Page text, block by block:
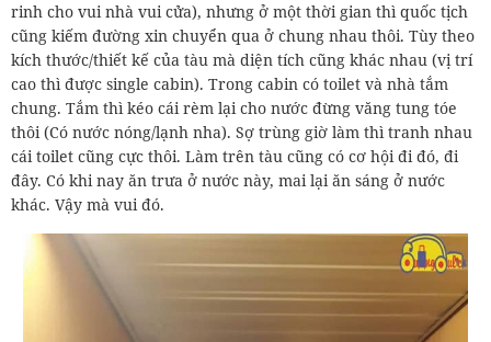
rinh cho vui nhà vui cửa), nhưng ở một thời gian thì quốc tịch
cũng kiếm đường xin chuyển qua ở chung nhau thôi. Tùy theo
kích thước/thiết kế của tàu mà diện tích cũng khác nhau (vị trí
cao thì được single cabin). Trong cabin có toilet và nhà tắm
chung. Tắm thì kéo cái rèm lại cho nước đừng văng tung tóe
thôi (Có nước nóng/lạnh nha). Sợ trùng giờ làm thì tranh nhau
cái toilet cũng cực thôi. Làm trên tàu cũng có cơ hội đi đó, đi
đây. Có khi nay ăn trưa ở nước này, mai lại ăn sáng ở nước
khác. Vậy mà vui đó.